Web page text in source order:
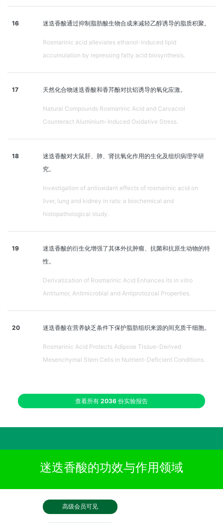
16 迷迭香酸通过抑制脂肪酸生物合成来减轻乙醇诱导的脂质积聚。
Rosmarinic acid alleviates ethanol-induced lipid
accumulation by repressing fatty acid biosynthesis.
17 天然化合物迷迭香酸和香芹酚对抗铝诱导的氧化应激。
Natural Compounds Rosmarinic Acid and Carvacrol
Counteract Aluminium-Induced Oxidative Stress.
18
迷迭香酸对大鼠肝、肺、肾抗氧化作用的生化及组织病理学研
究。
Investigation of antioxidant effects of rosmarinic acid on
liver, lung and kidney in rats: a biochemical and
histopathological study.
19
迷迭香酸的衍生化增强了其体外抗肿瘤、抗菌和抗原生动物的特
性。
Derivatization of Rosmarinic Acid Enhances its in vitro
Antitumor, Antimicrobial and Antiprotozoal Properties.
20 迷迭香酸在营养缺乏条件下保护脂肪组织来源的间充质干细胞。
Rosmarinic Acid Protects Adipose Tissue-Derived
Mesenchymal Stem Cells in Nutrient-Deficient Conditions.
查看所有 2036 份实验报告
迷迭香酸的功效与作用领域
高级会员可见